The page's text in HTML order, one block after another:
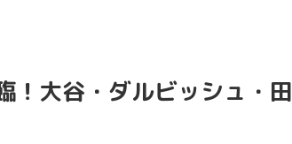
！大谷・ダルビッシュ・田